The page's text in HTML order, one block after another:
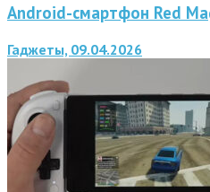
Android-смартфон Red
Гаджеты, 09.04.2026